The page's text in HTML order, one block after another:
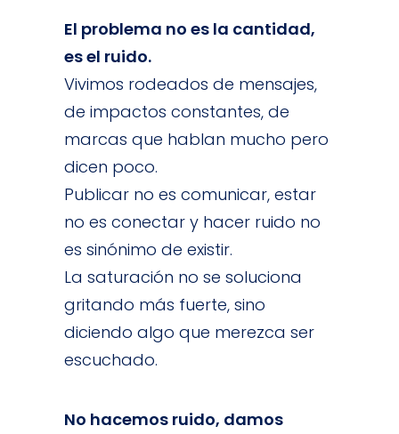
El problema no es la cantidad,
es el ruido.
Vivimos rodeados de mensajes,
de impactos constantes, de
marcas que hablan mucho pero
dicen poco.
Publicar no es comunicar, estar
no es conectar y hacer ruido no
es sinónimo de existir.
La saturación no se soluciona
gritando más fuerte, sino
diciendo algo que merezca ser
escuchado.
No hacemos ruido, damos